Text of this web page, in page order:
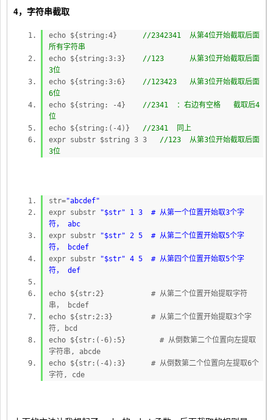
4，字符串截取
echo ${string:4} //2342341 从第4位开始截取后面
所有字符串
echo ${string:3:3} //123 从第3位开始截取后面
3位
echo ${string:3:6} //123423 从第3位开始截取后面
6位
echo ${string: -4} //2341 ：右边有空格 截取后4
位
echo ${string:(-4)} //2341 同上
expr substr $string 3 3 //123 从第3位开始截取后面
3位
str="abcdef"
expr substr
"$str" 1 3 # 从第一个位置开始取3个字
符， abc
expr substr
"$str" 2 5 # 从第二个位置开始取5个字
符， bcdef
expr substr
"$str" 4 5 # 从第四个位置开始取5个字
符， def
echo ${str:2} # 从第二个位置开始提取字符
串， bcdef
echo ${str:2:3} # 从第二个位置开始提取3个字
符, bcd
echo ${str:(-6):5} # 从倒数第二个位置向左提取
字符串, abcde
echo ${str:(-4):3} # 从倒数第二个位置向左提取6个
字符, cde